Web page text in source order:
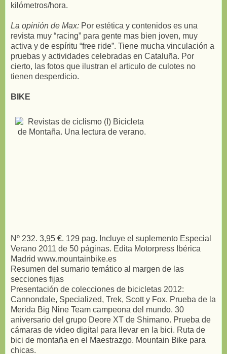
kilómetros/hora.
La opinión de Max: Por estética y contenidos es una
revista muy “racing” para gente mas bien joven, muy
activa y de espíritu “free ride”. Tiene mucha vinculación a
pruebas y actividades celebradas en Cataluña. Por
cierto, las fotos que ilustran el articulo de culotes no
tienen desperdicio.
BIKE
Nº 232. 3,95 €. 129 pag. Incluye el suplemento Especial
Verano 2011 de 50 páginas. Edita Motorpress Ibérica
Madrid www.mountainbike.es
Resumen del sumario temático al margen de las
secciones fijas
Presentación de colecciones de bicicletas 2012:
Cannondale, Specialized, Trek, Scott y Fox. Prueba de la
Merida Big Nine Team campeona del mundo. 30
aniversario del grupo Deore XT de Shimano. Prueba de
cámaras de video digital para llevar en la bici. Ruta de
bici de montaña en el Maestrazgo. Mountain Bike para
chicas.